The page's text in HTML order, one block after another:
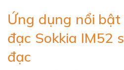
Ứng dụng nổi
đạc Sokkia IM52
đạc